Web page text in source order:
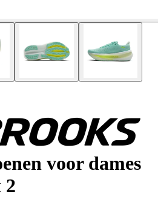
voor dames
2